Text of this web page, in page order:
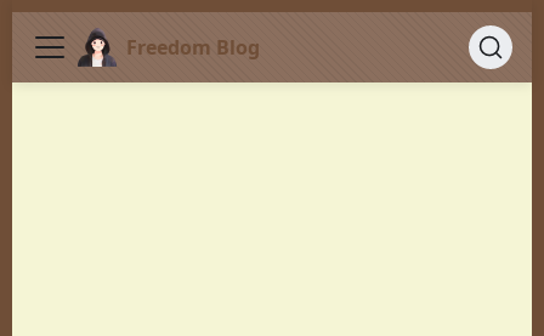
Freedom Blog